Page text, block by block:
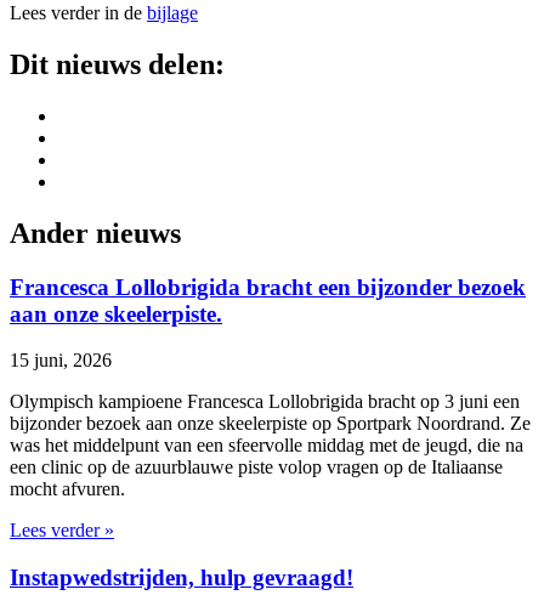
Lees verder in de bijlage
Dit nieuws delen:
Ander nieuws
Francesca Lollobrigida bracht een bijzonder bezoek
aan onze skeelerpiste.
15 juni, 2026
Olympisch kampioene Francesca Lollobrigida bracht op 3 juni een
bijzonder bezoek aan onze skeelerpiste op Sportpark Noordrand. Ze
was het middelpunt van een sfeervolle middag met de jeugd, die na
een clinic op de azuurblauwe piste volop vragen op de Italiaanse
mocht afvuren.
Lees verder »
Instapwedstrijden, hulp gevraagd!